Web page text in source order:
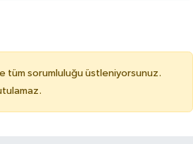
tüm sorumluluğu üstleniyorsunuz.